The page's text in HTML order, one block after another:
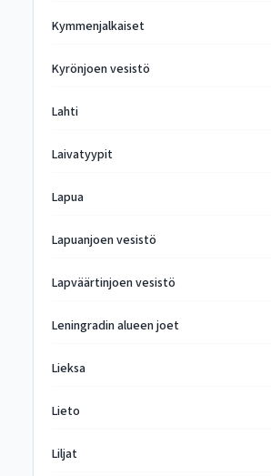
Kymmenjalkaiset
Kyrönjoen vesistö
Lahti
Laivatyypit
Lapua
Lapuanjoen vesistö
Lapväärtinjoen vesistö
Leningradin alueen joet
Lieksa
Lieto
Liljat